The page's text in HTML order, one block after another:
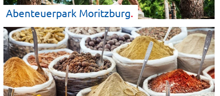
Abenteuerpark Moritzburg